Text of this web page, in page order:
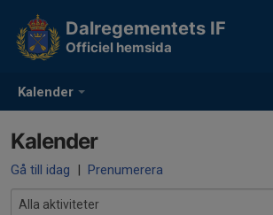
Kalender
Dalregementets IF
Officiel hemsida
Kalender
Gå till idag | Prenumerera